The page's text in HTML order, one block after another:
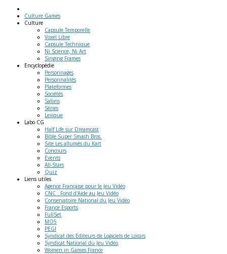
Culture Games
Culture
Capsule Temporelle
Voxel Libre
Capsule Technique
Ni Science, Ni Art
Singing Frames
Encyclopédie
Personnages
Personnalités
Plateformes
Sociétés
Salons
Séries
Lexique
Labo CG
Half Life sur Dreamcast
Bible Super Smash Bros.
Site Les allumés du Kart
Concours
Events
All-Stars
Quiz
Liens utiles
Agence Française pour le Jeu Vidéo
CNC : Fond d'Aide au Jeu Vidéo
Conservatoire National du Jeu Vidéo
France Esports
FullSet
MO5
PEGI
Syndicat des Editeurs de Logiciels de Loisirs
Syndicat National du Jeu Vidéo
Women in Games France